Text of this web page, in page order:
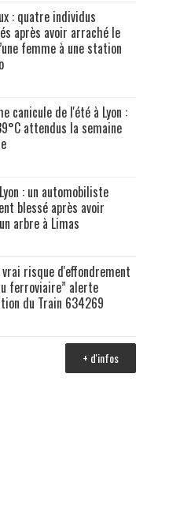
: quatre individus
après avoir arraché le
femme à une station
canicule de l'été à Lyon :
attendus la semaine
: un automobiliste
blessé après avoir
arbre à Limas
vrai risque d'effondrement
ferroviaire” alerte
du Train 634269
+ d'infos